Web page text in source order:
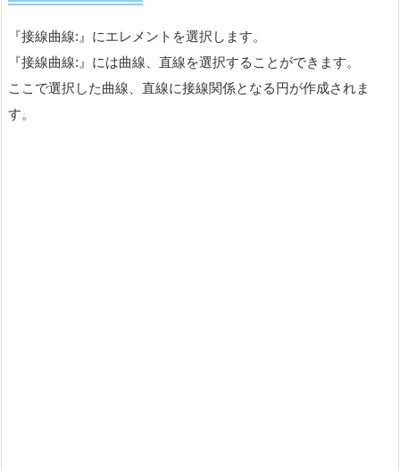
3. サポートを選択する